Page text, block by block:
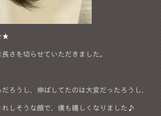
さを切らせていただきました。
ろうし、伸ばしてたのは大変だったろうし、
れしそうな顔で、僕も嬉しくなりました♪